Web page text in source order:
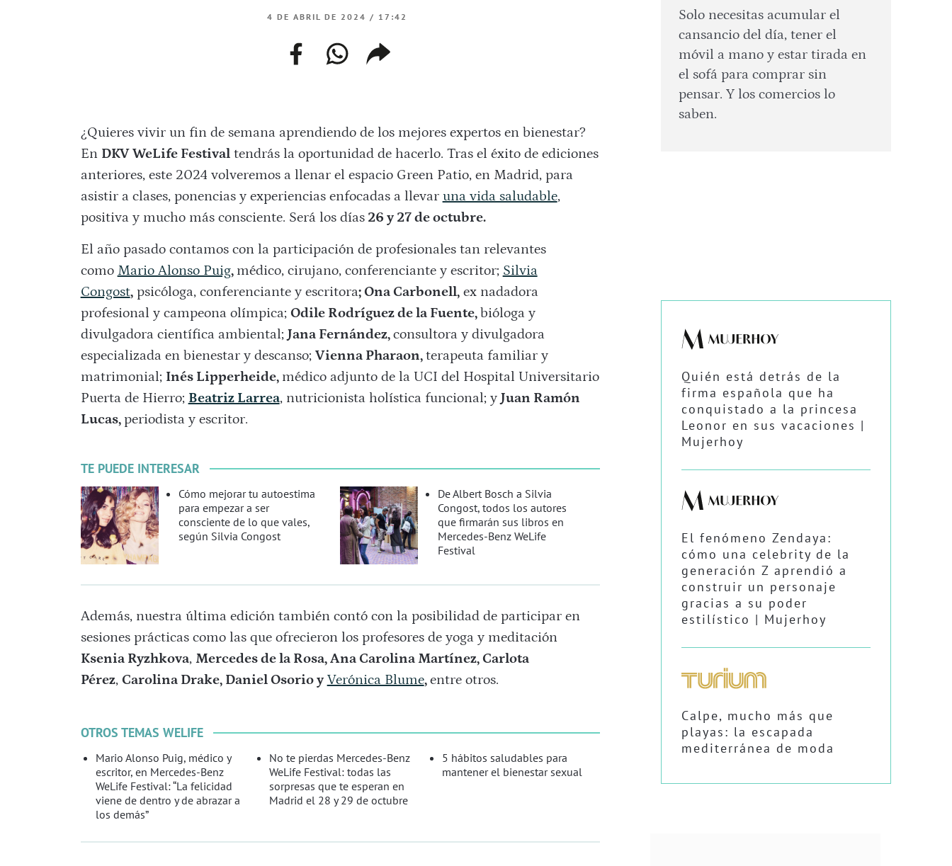
4 DE ABRIL DE 2024 / 17:42
facebookwhatsapp
web
copiar
enlace
¿Quieres vivir un fin de semana aprendiendo de los mejores expertos en bienestar?
En DKV WeLife Festivaltendrás la oportunidad de hacerlo. Tras el éxito de ediciones
anteriores, este 2024 volveremos a llenar el espacio Green Patio, en Madrid, para
asistir a clases, ponencias y experiencias enfocadas a llevar una vida saludable,
positiva y mucho más consciente. Será los días26 y 27 de octubre.
El año pasado contamos con la participación de profesionales tan relevantes
como Mario Alonso Puig, médico, cirujano, conferenciante y escritor; Silvia
Congost,psicóloga, conferenciante y escritora; Ona Carbonell,ex nadadora
profesional y campeona olímpica; Odile Rodríguez de la Fuente,bióloga y
divulgadora científica ambiental; Jana Fernández,consultora y divulgadora
especializada en bienestar y descanso; Vienna Pharaon,terapeuta familiar y
matrimonial; Inés Lipperheide, médico adjunto de la UCI del Hospital Universitario
Puerta de Hierro; Beatriz Larrea, nutricionista holística funcional; y Juan Ramón
Lucas, periodista y escritor.
TE PUEDE INTERESAR
Cómo mejorar tu autoestima
para empezar a ser
consciente de lo que vales,
según Silvia Congost
De Albert Bosch a Silvia
Congost, todos los autores
que firmarán sus libros en
Mercedes-Benz WeLife
Festival
Además, nuestra última edición también contó con la posibilidad de participar en
sesiones prácticas como las que ofrecieron los profesores de yoga y meditación
Ksenia Ryzhkova, Mercedes de la Rosa,Ana Carolina Martínez,Carlota
Pérez, Carolina Drake, Daniel Osorio y Verónica Blume,entre otros.
OTROS TEMAS WELIFE
Mario Alonso Puig, médico y
escritor, en Mercedes-Benz
WeLife Festival: “La felicidad
viene de dentro y de abrazar a
los demás”
No te pierdas Mercedes-Benz
WeLife Festival: todas las
sorpresas que te esperan en
Madrid el 28 y 29 de octubre
5 hábitos saludables para
mantener el bienestar sexual
Solo necesitas acumular el
cansancio del día, tener el
móvil a mano y estar tirada en
el sofá para comprar sin
pensar. Y los comercios lo
saben.
Quién está detrás de la
firma española que ha
conquistado a la princesa
Leonor en sus vacaciones |
Mujerhoy
El fenómeno Zendaya:
cómo una celebrity de la
generación Z aprendió a
construir un personaje
gracias a su poder
estilístico | Mujerhoy
Calpe, mucho más que
playas: la escapada
mediterránea de moda